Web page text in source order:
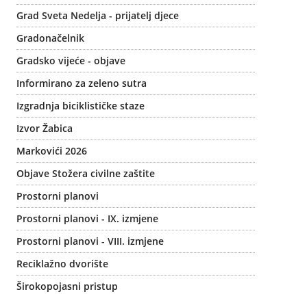
Grad Sveta Nedelja - prijatelj djece
Gradonačelnik
Gradsko vijeće - objave
Informirano za zeleno sutra
Izgradnja biciklističke staze
Izvor Žabica
Markovići 2026
Objave Stožera civilne zaštite
Prostorni planovi
Prostorni planovi - IX. izmjene
Prostorni planovi - VIII. izmjene
Reciklažno dvorište
Širokopojasni pristup